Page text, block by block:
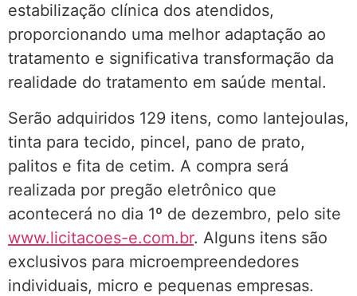
estabilização clínica dos atendidos,
proporcionando uma melhor adaptação ao
tratamento e significativa transformação da
realidade do tratamento em saúde mental.
Serão adquiridos 129 itens, como lantejoulas,
tinta para tecido, pincel, pano de prato,
palitos e fita de cetim. A compra será
realizada por pregão eletrônico que
acontecerá no dia 1º de dezembro, pelo site
www.licitacoes-e.com.br. Alguns itens são
exclusivos para microempreendedores
individuais, micro e pequenas empresas.